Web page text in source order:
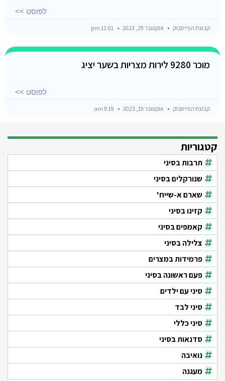
לפוסט >>
קבוצת הפייסבוק אוקטובר 29, 2023
מוכר 9280 לירות מצריות בשער יציג
לפוסט >>
קבוצת הפייסבוק אוקטובר 19, 2023
קטגוריות
תרבות בסיני
שנורקלים בסיני
שארם א-שייח'
קזינו בסיני
קאמפים בסיני
צלילה בסיני
פרמידות במצרים
פעם ראשונה בסיני
סיני עם ילדים
סיני לבד
סיני כללי
סדנאות בסיני
נואיבה
מעגנה